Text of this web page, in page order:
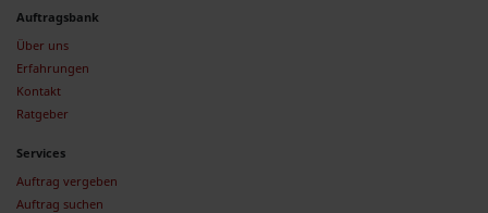
Auftragsbank
Über uns
Erfahrungen
Kontakt
Ratgeber
Services
Auftrag vergeben
Auftrag suchen